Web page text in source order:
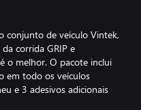
conjunto de veículo Vintek,
corrida GRIP e
o melhor. O pacote inclui
em todo os veículos
e 3 adesivos adicionais